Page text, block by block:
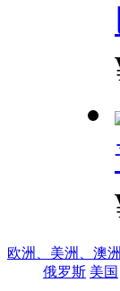
欧洲、 美洲、 澳洲
俄罗斯 美国